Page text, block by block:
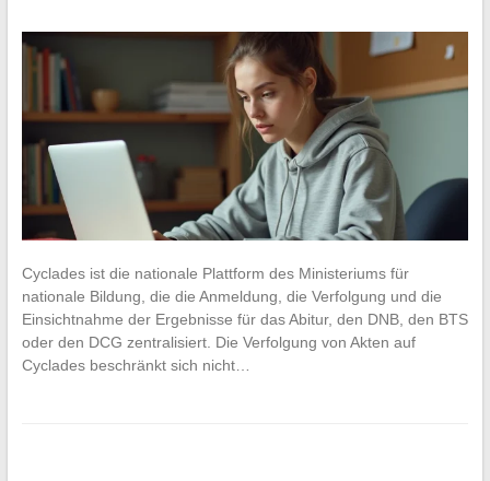
Cyclades ist die nationale Plattform des Ministeriums für
nationale Bildung, die die Anmeldung, die Verfolgung und die
Einsichtnahme der Ergebnisse für das Abitur, den DNB, den BTS
oder den DCG zentralisiert. Die Verfolgung von Akten auf
Cyclades beschränkt sich nicht…